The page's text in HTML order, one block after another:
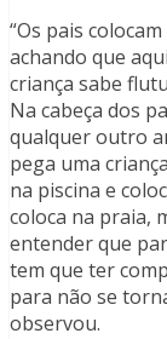
“Os pais
achando que
criança sabe
Na cabeça dos
qualquer outro
pega uma
na piscina e
coloca na praia,
entender que
tem que ter
para não se
observou.